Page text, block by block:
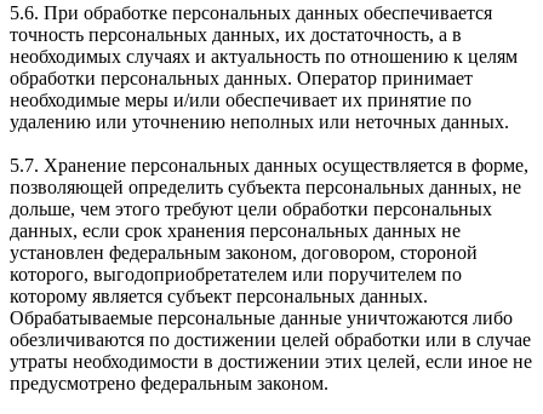
5.6. При обработке персональных данных обеспечивается
точность персональных данных, их достаточность, а в
необходимых случаях и актуальность по отношению к целям
обработки персональных данных. Оператор принимает
необходимые меры и/или обеспечивает их принятие по
удалению или уточнению неполных или неточных данных.
5.7. Хранение персональных данных осуществляется в форме,
позволяющей определить субъекта персональных данных, не
дольше, чем этого требуют цели обработки персональных
данных, если срок хранения персональных данных не
установлен федеральным законом, договором, стороной
которого, выгодоприобретателем или поручителем по
которому является субъект персональных данных.
Обрабатываемые персональные данные уничтожаются либо
обезличиваются по достижении целей обработки или в случае
утраты необходимости в достижении этих целей, если иное не
предусмотрено федеральным законом.